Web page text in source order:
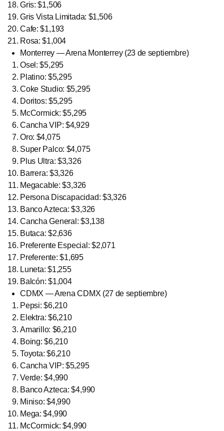
Gris: $1,506
Gris Vista Limitada: $1,506
Cafe: $1,193
Rosa: $1,004
Monterrey — Arena Monterrey (23 de septiembre)
Osel: $5,295
Platino: $5,295
Coke Studio: $5,295
Doritos: $5,295
McCormick: $5,295
Cancha VIP: $4,929
Oro: $4,075
Super Palco: $4,075
Plus Ultra: $3,326
Barrera: $3,326
Megacable: $3,326
Persona Discapacidad: $3,326
Banco Azteca: $3,326
Cancha General: $3,138
Butaca: $2,636
Preferente Especial: $2,071
Preferente: $1,695
Luneta: $1,255
Balcón: $1,004
CDMX — Arena CDMX (27 de septiembre)
Pepsi: $6,210
Elektra: $6,210
Amarillo: $6,210
Boing: $6,210
Toyota: $6,210
Cancha VIP: $5,295
Verde: $4,990
Banco Azteca: $4,990
Miniso: $4,990
Mega: $4,990
McCormick: $4,990